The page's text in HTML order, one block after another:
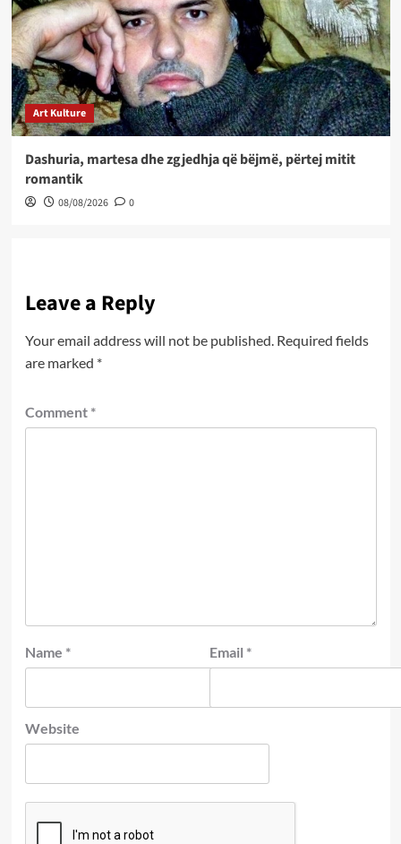
Art Kulture
Dashuria, martesa dhe zgjedhja që bëjmë, përtej mitit
romantik
08/08/2026 0
Leave a Reply
Your email address will not be published. Required fields
are marked *
Comment *
Name * Email *
Website